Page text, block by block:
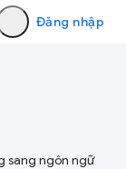
Đăng nhập
sang ngôn ngữ